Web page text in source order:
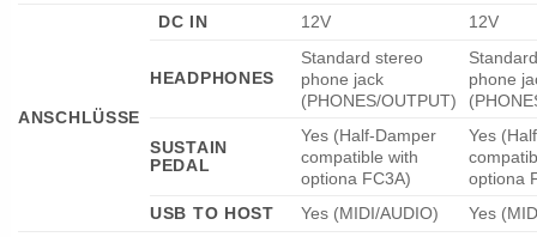
ANSCHLÜSSE
DC IN 12V 12V
HEADPHONES
Standard stereo
phone jack
(PHONES/OUTPUT)
phone
SUSTAIN
PEDAL
Yes (Half-Damper
compatible with
optiona FC3A)
Yes
optiona
USB TO HOST
Yes (MIDI/AUDIO)
Yes